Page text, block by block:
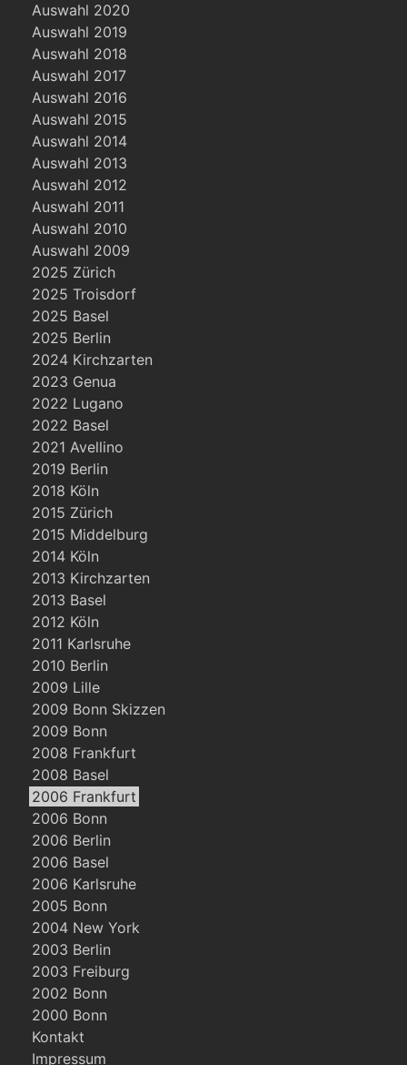
Auswahl 2020
Auswahl 2019
Auswahl 2018
Auswahl 2017
Auswahl 2016
Auswahl 2015
Auswahl 2014
Auswahl 2013
Auswahl 2012
Auswahl 2011
Auswahl 2010
Auswahl 2009
2025 Zürich
2025 Troisdorf
2025 Basel
2025 Berlin
2024 Kirchzarten
2023 Genua
2022 Lugano
2022 Basel
2021 Avellino
2019 Berlin
2018 Köln
2015 Zürich
2015 Middelburg
2014 Köln
2013 Kirchzarten
2013 Basel
2012 Köln
2011 Karlsruhe
2010 Berlin
2009 Lille
2009 Bonn Skizzen
2009 Bonn
2008 Frankfurt
2008 Basel
2006 Frankfurt
2006 Bonn
2006 Berlin
2006 Basel
2006 Karlsruhe
2005 Bonn
2004 New York
2003 Berlin
2003 Freiburg
2002 Bonn
2000 Bonn
Kontakt
Impressum